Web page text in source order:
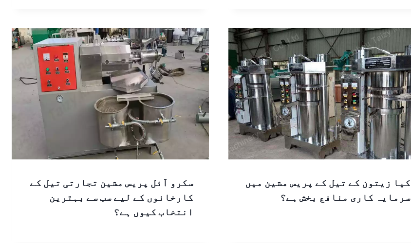
کیا زیتون کے تیل کے پریس مشین میں
سرمایہ کاری منافع بخش ہے؟
سکرو آئل پریس مشین تجارتی تیل کے
کارخانوں کے لیے سب سے بہترین
انتخاب کیوں ہے؟